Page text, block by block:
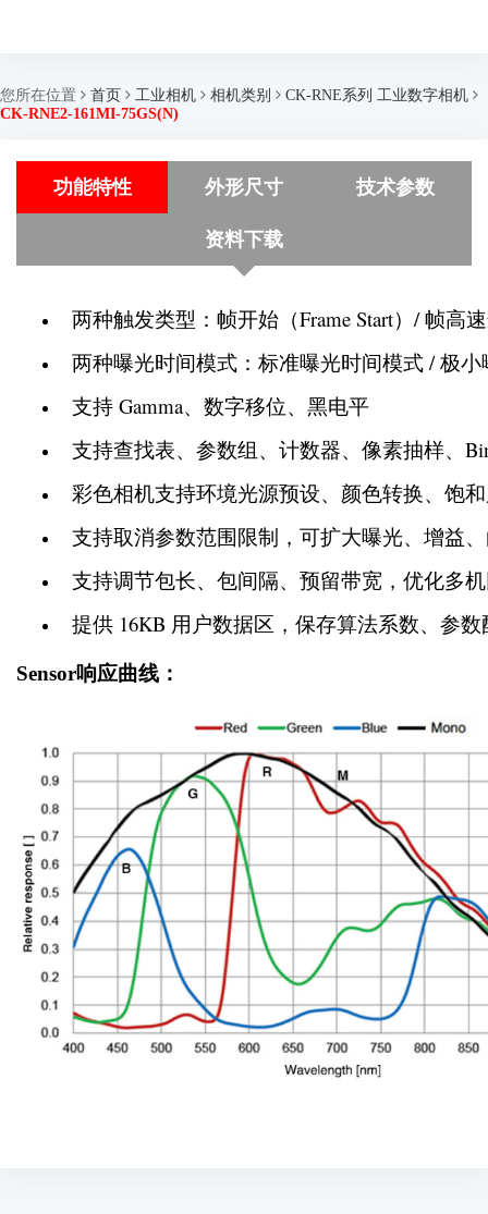
您所在位置 首页 工业相机 相机类别
CK-RNE系列 工业数字相机
CK-RNE2-161MI-75GS(N)
功能特性 外形尺寸 技术参数
资料下载
两种触发类型：帧开始（Frame Start）/ 帧高
两种曝光时间模式：标准曝光时间模式 / 极
支持 Gamma、数字移位、黑电平
支持查找表、参数组、计数器、像素抽样、
彩色相机支持环境光源预设、颜色转换、饱
支持取消参数范围限制，可扩大曝光、增益
支持调节包长、包间隔、预留带宽，优化多
提供 16KB 用户数据区，保存算法系数、参数
Sensor响应曲线：